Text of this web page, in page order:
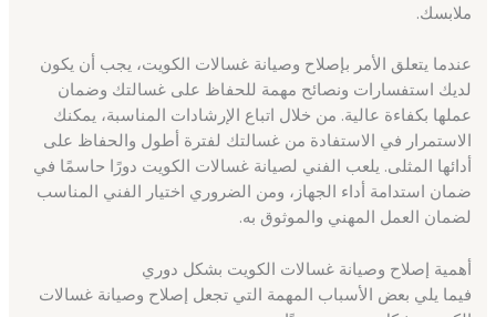
ملابسك.
عندما يتعلق الأمر بإصلاح وصيانة غسالات الكويت، يجب أن يكون
لديك استفسارات ونصائح مهمة للحفاظ على غسالتك وضمان
عملها بكفاءة عالية. من خلال اتباع الإرشادات المناسبة، يمكنك
الاستمرار في الاستفادة من غسالتك لفترة أطول والحفاظ على
أدائها المثلى. يلعب الفني لصيانة غسالات الكويت دورًا حاسمًا في
ضمان استدامة أداء الجهاز، ومن الضروري اختيار الفني المناسب
لضمان العمل المهني والموثوق به.
أهمية إصلاح وصيانة غسالات الكويت بشكل دوري
فيما يلي بعض الأسباب المهمة التي تجعل إصلاح وصيانة غسالات